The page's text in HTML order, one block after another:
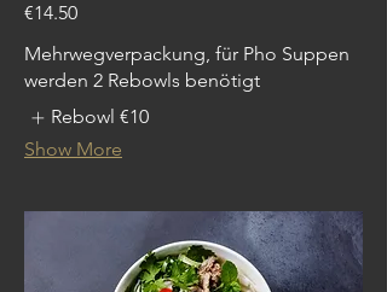
€14.50
Mehrwegverpackung, für Pho Suppen
werden 2 Rebowls benötigt
Rebowl €10
Show More